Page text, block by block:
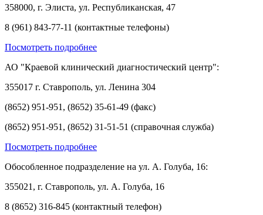
358000, г. Элиста, ул. Республиканская, 47
8 (961) 843-77-11 (контактные телефоны)
Посмотреть подробнее
АО "Краевой клинический диагностический центр":
355017 г. Ставрополь, ул. Ленина 304
(8652) 951-951, (8652) 35-61-49 (факс)
(8652) 951-951, (8652) 31-51-51 (справочная служба)
Посмотреть подробнее
Обособленное подразделение на ул. А. Голуба, 16:
355021, г. Ставрополь, ул. А. Голуба, 16
8 (8652) 316-845 (контактный телефон)